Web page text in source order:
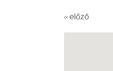
‹‹ előző